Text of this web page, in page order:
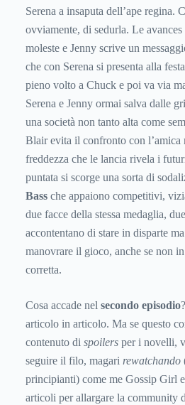
Serena a insaputa dell’ape regina.
ovviamente, di sedurla. Le
moleste e Jenny scrive un
che con Serena si presenta alla
pieno volto a Chuck e poi va via
Serena e Jenny ormai salva dalle
una società non tanto alta come
Blair evita il confronto con l’amica
freddezza che le lancia rivela i
puntata si scorge una sorta di
Bass che appaiono competitivi,
due facce della stessa medaglia,
accontentano di stare in disparte
manovrare il gioco, anche se non
corretta.
Cosa accade nel secondo episodio
articolo in articolo. Ma se questo
contenuto di spoilers per i novelli,
seguire il filo, magari rewatchando
principianti) come me Gossip Girl
articoli per allargare la community